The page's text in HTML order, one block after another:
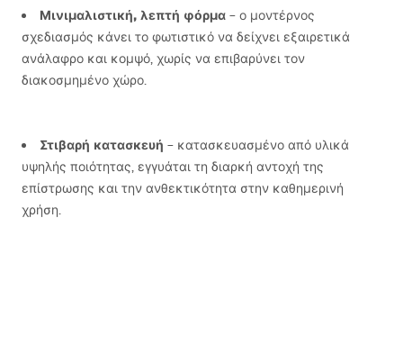
Μινιμαλιστική, λεπτή φόρμα – ο μοντέρνος
σχεδιασμός κάνει το φωτιστικό να δείχνει εξαιρετικά
ανάλαφρο και κομψό, χωρίς να επιβαρύνει τον
διακοσμημένο χώρο.
Στιβαρή κατασκευή – κατασκευασμένο από υλικά
υψηλής ποιότητας, εγγυάται τη διαρκή αντοχή της
επίστρωσης και την ανθεκτικότητα στην καθημερινή
χρήση.